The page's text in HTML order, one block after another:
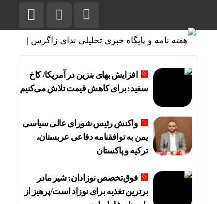
افزایش بهای بنزین در آمریکا/ کاخ
سفید: برای کاهش قیمت تلاش می‌کنیم
واکنش رئیس شورای عالی سیاسی
یمن به توافقنامه دفاعی عربستان،
ترکیه و پاکستان
فوق‌تخصص نوزادان: شیر مادر
برترین تغذیه برای نوزاد است/پرهیز از